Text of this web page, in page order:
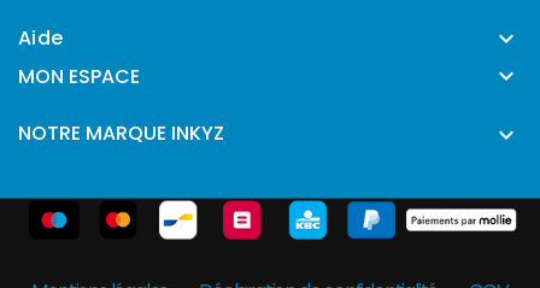
Aide 
MON ESPACE 
NOTRE MARQUE INKYZ 